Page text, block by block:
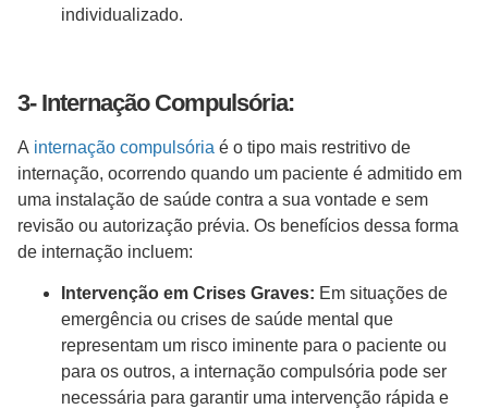
individualizado.
3- Internação Compulsória:
A internação compulsória é o tipo mais restritivo de
internação, ocorrendo quando um paciente é admitido em
uma instalação de saúde contra a sua vontade e sem
revisão ou autorização prévia. Os benefícios dessa forma
de internação incluem:
Intervenção em Crises Graves: Em situações de
emergência ou crises de saúde mental que
representam um risco iminente para o paciente ou
para os outros, a internação compulsória pode ser
necessária para garantir uma intervenção rápida e